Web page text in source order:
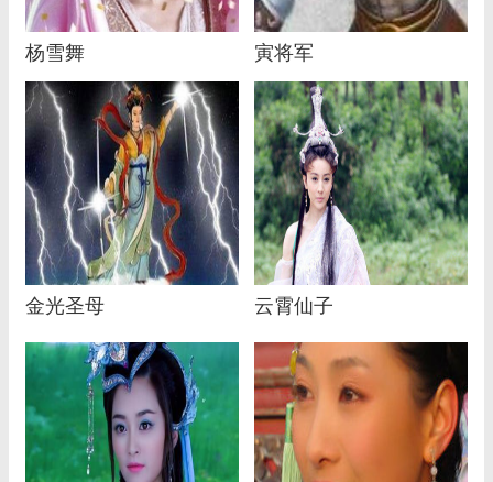
杨雪舞 寅将军
金光圣母 云霄仙子